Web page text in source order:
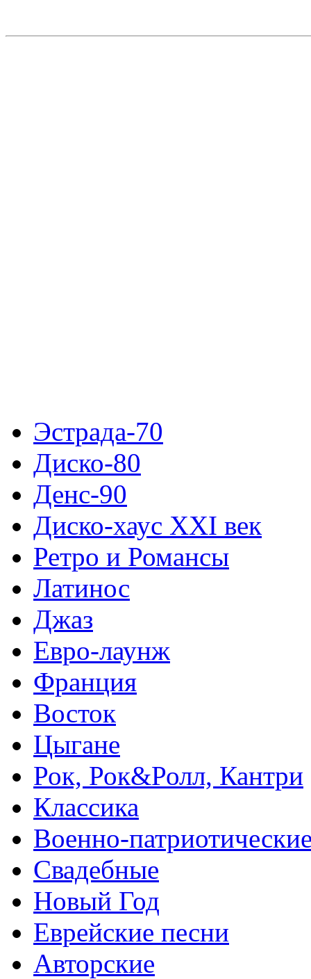
Эстрада-70
Диско-80
Денс-90
Диско-хаус XXI век
Ретро и Романсы
Латинос
Джаз
Евро-лаунж
Франция
Восток
Цыгане
Рок, Рок&Ролл, Кантри
Классика
Военно-
Свадебные
Новый Год
Еврейские песни
Авторские